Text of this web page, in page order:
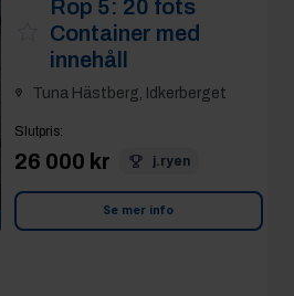
Rop 5: 20 fots
Container med
innehåll
Tuna Hästberg, Idkerberget
Slutpris:
26 000 kr j.ryen
Se mer info